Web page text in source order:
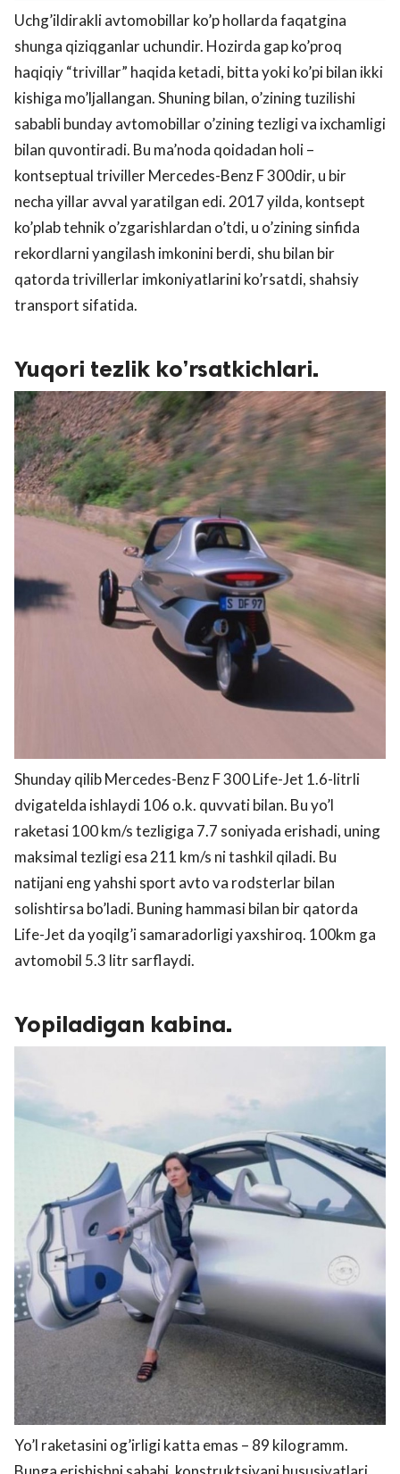
Uchg’ildirakli avtomobillar ko’p hollarda faqatgina
shunga qiziqganlar uchundir. Hozirda gap ko’proq
haqiqiy “trivillar” haqida ketadi, bitta yoki ko’pi bilan ikki
kishiga mo’ljallangan. Shuning bilan, o’zining tuzilishi
sababli bunday avtomobillar o’zining tezligi va ixchamligi
bilan quvontiradi. Bu ma’noda qoidadan holi –
kontseptual triviller Mercedes-Benz F 300dir, u bir
necha yillar avval yaratilgan edi. 2017 yilda, kontsept
ko’plab tehnik o’zgarishlardan o’tdi, u o’zining sinfida
rekordlarni yangilash imkonini berdi, shu bilan bir
qatorda trivillerlar imkoniyatlarini ko’rsatdi, shahsiy
transport sifatida.
Yuqori tezlik ko’rsatkichlari.
Shunday qilib Mercedes-Benz F 300 Life-Jet 1.6-litrli
dvigatelda ishlaydi 106 o.k. quvvati bilan. Bu yo’l
raketasi 100 km/s tezligiga 7.7 soniyada erishadi, uning
maksimal tezligi esa 211 km/s ni tashkil qiladi. Bu
natijani eng yahshi sport avto va rodsterlar bilan
solishtirsa bo’ladi. Buning hammasi bilan bir qatorda
Life-Jet da yoqilg’i samaradorligi yaxshiroq. 100km ga
avtomobil 5.3 litr sarflaydi.
Yopiladigan kabina.
Yo’l raketasini og’irligi katta emas – 89 kilogramm.